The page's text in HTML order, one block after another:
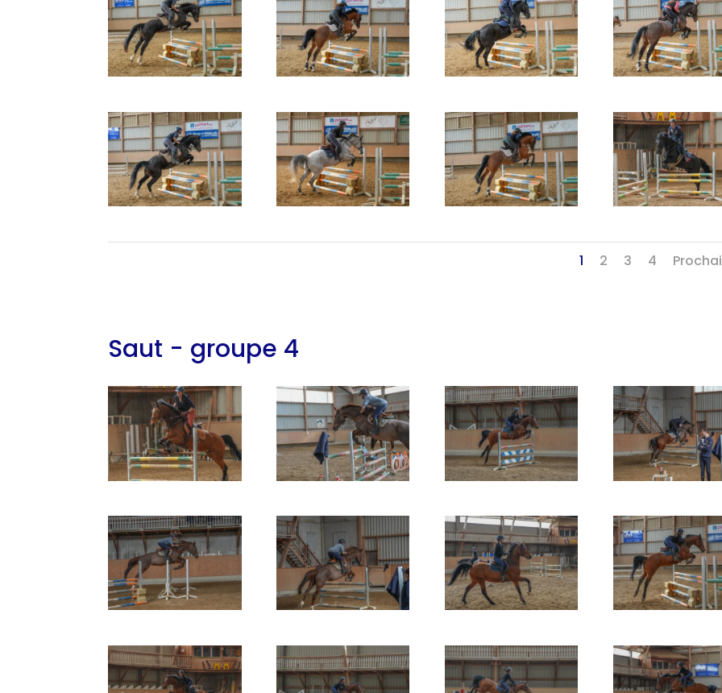
1 2 3 4
Saut - groupe 4